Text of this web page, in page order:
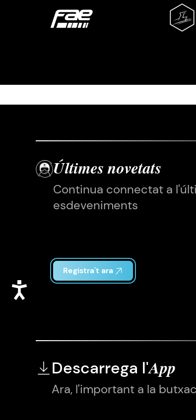
Accessibilitat
Últimes novetats
Continua connectat a
esdeveniments
Registra't ara
Descarrega l'App
Ara, l'important a la